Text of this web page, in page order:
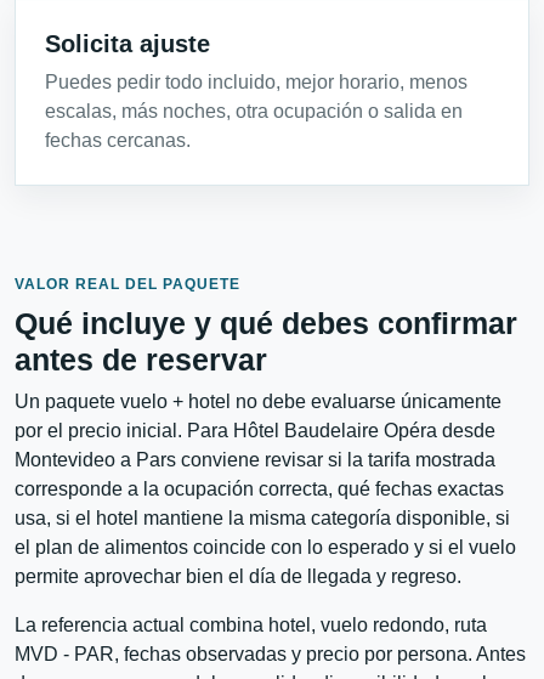
Solicita ajuste
Puedes pedir todo incluido, mejor horario, menos
escalas, más noches, otra ocupación o salida en
fechas cercanas.
VALOR REAL DEL PAQUETE
Qué incluye y qué debes confirmar
antes de reservar
Un paquete vuelo + hotel no debe evaluarse únicamente
por el precio inicial. Para Hôtel Baudelaire Opéra desde
Montevideo a Pars conviene revisar si la tarifa mostrada
corresponde a la ocupación correcta, qué fechas exactas
usa, si el hotel mantiene la misma categoría disponible, si
el plan de alimentos coincide con lo esperado y si el vuelo
permite aprovechar bien el día de llegada y regreso.
La referencia actual combina hotel, vuelo redondo, ruta
MVD - PAR, fechas observadas y precio por persona. Antes